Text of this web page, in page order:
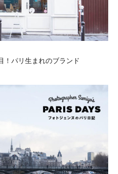
！パリ生まれのブランド